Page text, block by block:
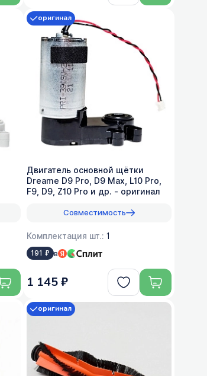
Двигатель основной щётки
Dreame D9 Pro, D9 Max, L10 Pro,
F9, D9, Z10 Pro и др. - оригинал
Совместимость
Комплектация шт.:1
191 ₽ в
оригинал
1 145 ₽
оригинал